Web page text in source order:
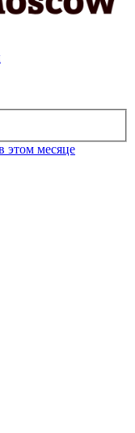
этом месяце